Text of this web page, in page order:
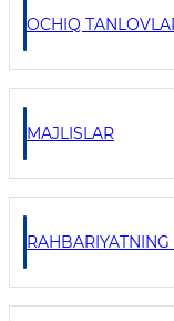
OCHIQ
MAJLISLAR